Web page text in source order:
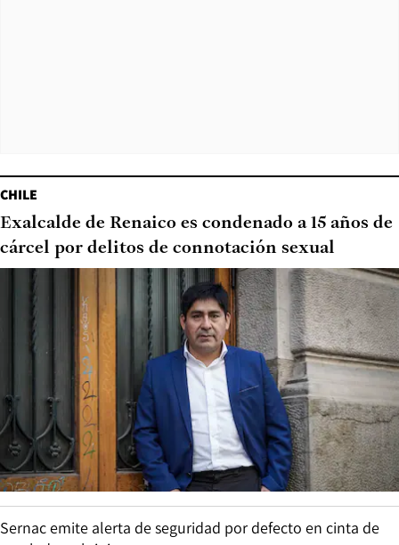
CHILE
Exalcalde de Renaico es condenado a 15 años de
cárcel por delitos de connotación sexual
Sernac emite alerta de seguridad por defecto en cinta de